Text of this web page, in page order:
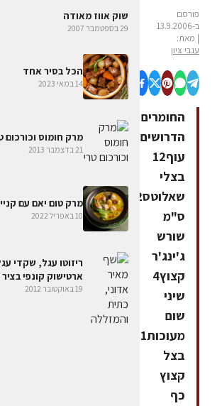
פורסם
ב-13.9.2006
| מאת:
ענבי ציון
החומרים
הדרושיםשוקי
עוף12
בצלי
שאלוטס2
ס"מ
שורש
ג'ינג'ר
קצוץ4
שיני
שום
מעוכות1
בצל
קצוץ
כף
שוק אווז מאודה
29 בספטמבר 2007
הכל בסיר אחד
14 במאי 2023
מרק חומוס וכורכום
21 בדצמבר 2013
מרק טום יאם עם
10 באפריל 2022
ריזוטו עגל, שקדי
ארטישוק קונפי
19 באוקטובר 2012